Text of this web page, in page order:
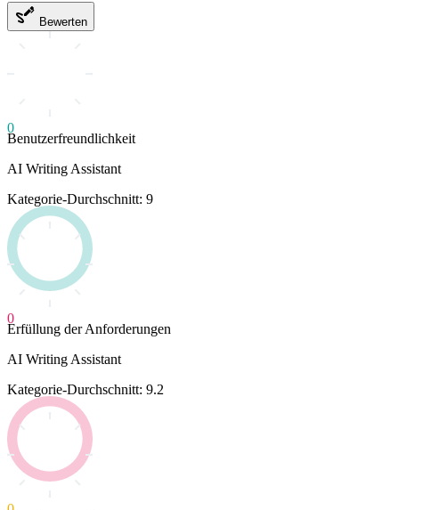
Bewerten
0
Benutzerfreundlichkeit
AI Writing Assistant
Kategorie-Durchschnitt: 9
0
Erfüllung der Anforderungen
AI Writing Assistant
Kategorie-Durchschnitt: 9.2